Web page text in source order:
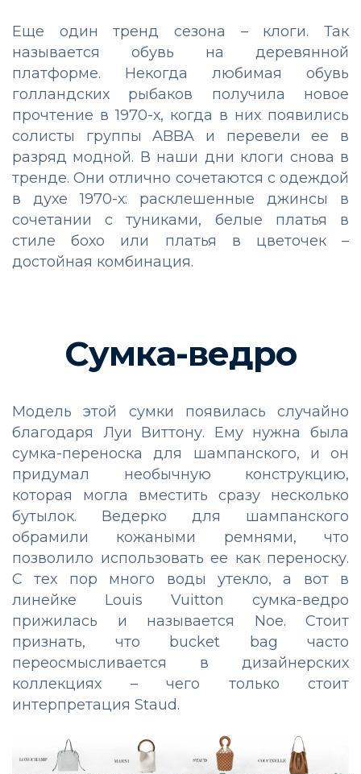
Еще один тренд сезона – клоги. Так
называется обувь на деревянной
платформе. Некогда любимая обувь
голландских рыбаков получила новое
прочтение в 1970-х, когда в них появились
солисты группы ABBA и перевели ее в
разряд модной. В наши дни клоги снова в
тренде. Они отлично сочетаются с одеждой
в духе 1970-х: расклешенные джинсы в
сочетании с туниками, белые платья в
стиле бохо или платья в цветочек –
достойная комбинация.
Сумка-ведро
Модель этой сумки появилась случайно
благодаря Луи Виттону. Ему нужна была
сумка-переноска для шампанского, и он
придумал необычную конструкцию,
которая могла вместить сразу несколько
бутылок. Ведерко для шампанского
обрамили кожаными ремнями, что
позволило использовать ее как переноску.
С тех пор много воды утекло, а вот в
линейке Louis Vuitton сумка-ведро
прижилась и называется Noe. Стоит
признать, что bucket bag часто
переосмысливается в дизайнерских
коллекциях – чего только стоит
интерпретация Staud.